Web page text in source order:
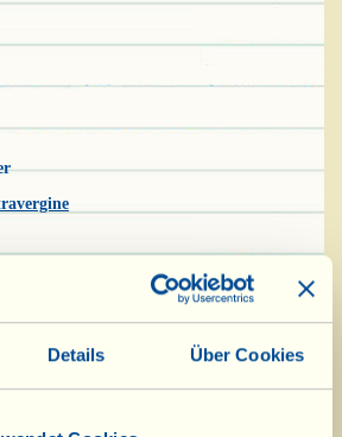
Details Über Cookies
die beiden Mehlsorten
Zucker in einer Schüssel.
ganz leicht in einem kleinen
die Hefe darin auflösen und